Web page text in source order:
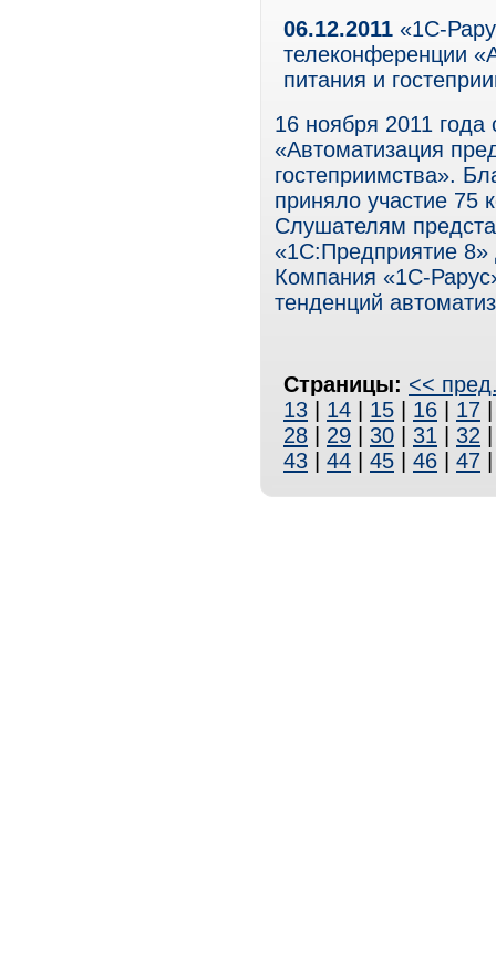
06.12.2011 «1С-
телеконференции
питания и
16 ноября 2011 года
«Автоматизация
гостеприимства».
приняло участие 75
Слушателям
«1С:Предприятие 8»
Компания «1С-
тенденций
Страницы: <<
13
14 15 16 17
28
29 30 31 32
43
44 45 46 47